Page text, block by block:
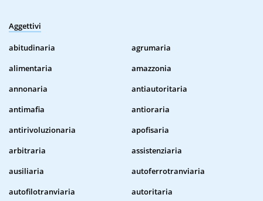
Aggettivi
abitudinaria
agrumaria
alimentaria
amazzonia
annonaria
antiautoritaria
antimafia
antioraria
antirivoluzionaria
apofisaria
arbitraria
assistenziaria
ausiliaria
autoferrotranviaria
autofilotranviaria
autoritaria